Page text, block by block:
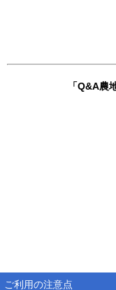
「Q&A農
ご利用の注意点